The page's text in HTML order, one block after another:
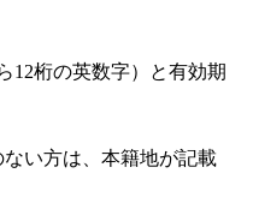
12桁の英数字）と有効期
ない方は、本籍地が記載